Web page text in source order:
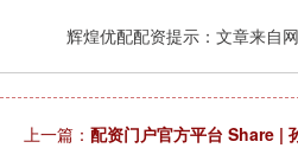
辉煌优配配资提示：文章来自
上一篇： 配资门户官方平台 Share |